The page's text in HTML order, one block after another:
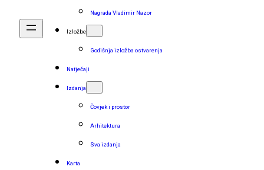
Nagrada Vladimir Nazor
Izložbe
Godišnja izložba ostvarenja
Natječaji
Izdanja
Čovjek i prostor
Arhitektura
Sva izdanja
Karta